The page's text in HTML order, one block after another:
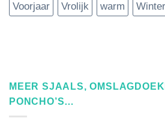
Voorjaar
Vrolijk warm Winter
MEER SJAALS,
PONCHO’S…